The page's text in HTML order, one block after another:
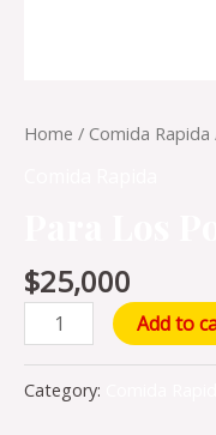
Home / Comida Rapida
$25,000
Add to
Category: